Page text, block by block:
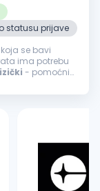
statusu prijave
se bavi
ima potrebu
- pomoćni